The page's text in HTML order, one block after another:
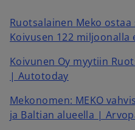
Ruotsalainen Meko ostaa
Koivusen 122
Koivunen Oy myytiin
| Autotoday
Mekonomen: MEKO
ja Baltian alueella |